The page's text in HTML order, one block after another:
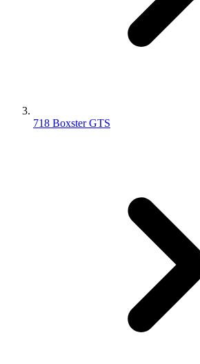
718 Boxster GTS